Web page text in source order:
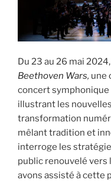
Du 23 au 26 mai
Beethoven Wars, une
concert symphonique
illustrant les
transformation
mêlant tradition et
interroge les
public renouvelé vers
avons assisté à cette